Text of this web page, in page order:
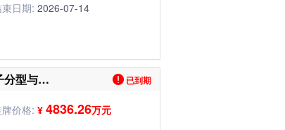
日期: 2026-07-14
基于深度蛋白质组学的肝癌精准分子分型与个体化治疗决策 已到期
价格: ¥ 4836.26万元